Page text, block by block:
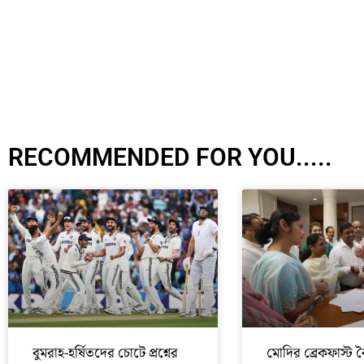
RECOMMENDED FOR YOU.....
বুমরাহ-হর্ষিতদের চোটে প্রশ্নের
মোদির ব্রেকফাস্ট